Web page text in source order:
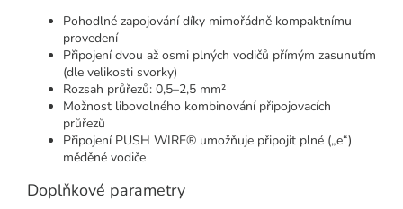
Pohodlné zapojování díky mimořádně kompaktnímu
provedení
Připojení dvou až osmi plných vodičů přímým zasunutím
(dle velikosti svorky)
Rozsah průřezů: 0,5–2,5 mm²
Možnost libovolného kombinování připojovacích
průřezů
Připojení PUSH WIRE® umožňuje připojit plné („e“)
měděné vodiče
Doplňkové parametry